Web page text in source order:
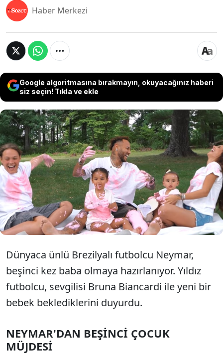
Haber Merkezi
Google algoritmasına bırakmayın, okuyacağınız haberi
siz seçin! Tıkla ve ekle
Dünyaca ünlü Brezilyalı futbolcu Neymar,
beşinci kez baba olmaya hazırlanıyor. Yıldız
futbolcu, sevgilisi Bruna Biancardi ile yeni bir
bebek beklediklerini duyurdu. 4 çocuğu olan
Neymar'ın 5. çocuklarının cinsiyetinin de kız
olacağı öğrenildi.
Dünyaca ünlü Brezilyalı futbolcu Neymar,
beşinci kez baba olmaya hazırlanıyor. Yıldız
futbolcu, sevgilisi Bruna Biancardi ile yeni bir
bebek beklediklerini duyurdu.
NEYMAR'DAN BEŞİNCİ ÇOCUK
MÜJDESİ